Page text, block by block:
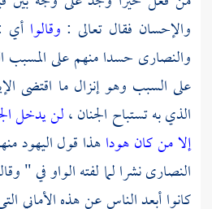
والإحسان فقال تعالى : وقالوا أي
والنصارى حسدا منهم على المسبب
على السبب وهو إنزال ما اقتضى
الذي به تستباح الجنان ،لن يدخل
إلا من كان هوداهذا قول اليهود
النصارى نشرا لما لفته الواو في "
كانوا أبعد الناس عن هذه الأماني